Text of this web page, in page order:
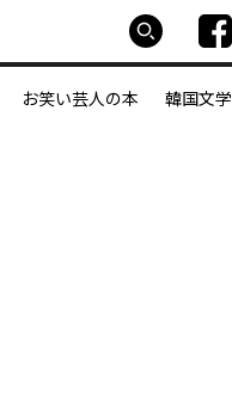
お笑い芸人の本 韓国文学